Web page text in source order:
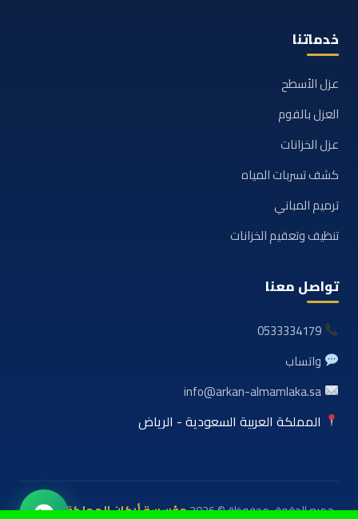
خدماتنا
عزل الأسطح
العزل بالفوم
عزل الخزانات
كشف تسربات المياه
ترميم المباني
تنظيف وتعقيم الخزانات
تواصل معنا
0533334179
واتساب
info@arkan-almamlaka.sa
المملكة العربية السعودية - الرياض
جميع الحقوق محفوظة © 2026
مؤسسة أركان المملكة للعوازل